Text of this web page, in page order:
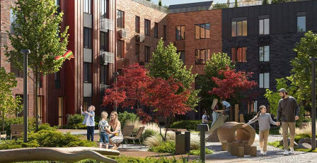
Характеристики
О помещении
Где находится
Контакты
Другие объявления
Характеристики помещения
№ объявления
125218
Дата размещения
02.07.2026
Город